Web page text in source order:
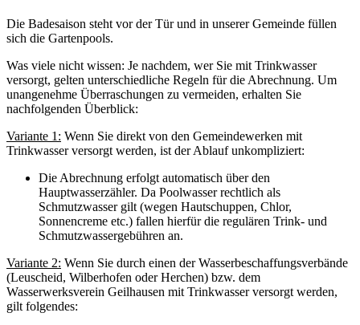
Die Badesaison steht vor der Tür und in unserer Gemeinde füllen
sich die Gartenpools.
Was viele nicht wissen: Je nachdem, wer Sie mit Trinkwasser
versorgt, gelten unterschiedliche Regeln für die Abrechnung. Um
unangenehme Überraschungen zu vermeiden, erhalten Sie
nachfolgenden Überblick:
Variante 1: Wenn Sie direkt von den Gemeindewerken mit
Trinkwasser versorgt werden, ist der Ablauf unkompliziert:
Die Abrechnung erfolgt automatisch über den
Hauptwasserzähler. Da Poolwasser rechtlich als
Schmutzwasser gilt (wegen Hautschuppen, Chlor,
Sonnencreme etc.) fallen hierfür die regulären Trink- und
Schmutzwassergebühren an.
Variante 2: Wenn Sie durch einen der Wasserbeschaffungsverbände
(Leuscheid, Wilberhofen oder Herchen) bzw. dem
Wasserwerksverein Geilhausen mit Trinkwasser versorgt werden,
gilt folgendes: